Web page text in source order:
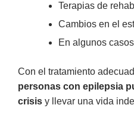
Terapias de
Cambios en el
En algunos
Con el tratamiento
personas con epilepsia
crisis y llevar una vida